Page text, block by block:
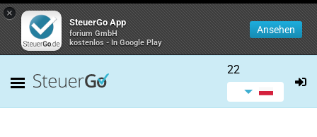
×
SteuerGo App
forium GmbH
kostenlos - In Google Play
Ansehen
22